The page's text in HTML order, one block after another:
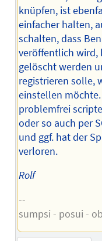
knüpfen, ist
einfacher halten,
schalten, dass
veröffentlich wird,
gelöscht werden
registrieren solle,
einstellen
problemfrei
oder so auch per
und ggf. hat der
verloren.
Rolf
--
sumpsi - posui -